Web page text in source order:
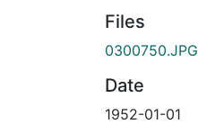
Files
0300750.JPG
Date
1952-01-01